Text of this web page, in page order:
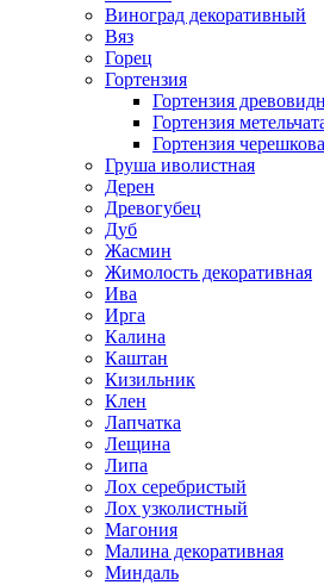
Виноград декоративный
Вяз
Горец
Гортензия
Гортензия
Гортензия
Гортензия
Груша иволистная
Дерен
Древогубец
Дуб
Жасмин
Жимолость декоративная
Ива
Ирга
Калина
Каштан
Кизильник
Клен
Лапчатка
Лещина
Липа
Лох серебристый
Лох узколистный
Магония
Малина декоративная
Миндаль